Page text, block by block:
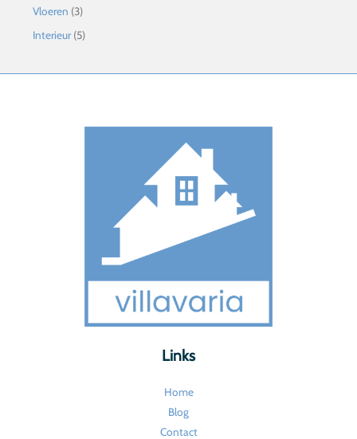
Vloeren (3)
Interieur(5)
Links
Home
Blog
Contact